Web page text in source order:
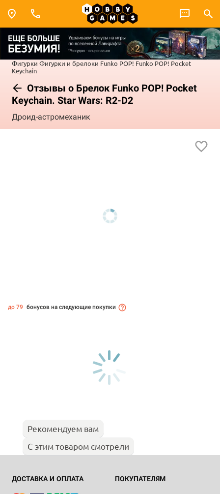
Фигурки Фигурки и брелоки Funko POP! Funko POP! Pocket
Keychain
Отзывы о Брелок Funko POP! Pocket
Keychain. Star Wars: R2-D2
Дроид-астромеханик
до 79 бонусов на следующие покупки
Рекомендуем вам
С этим товаром смотрели
ДОСТАВКА И ОПЛАТА ПОКУПАТЕЛЯМ